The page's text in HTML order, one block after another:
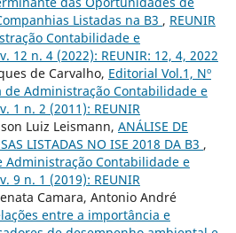
Listadas na B3 , REUNIR
Contabilidade e
12 n. 4 (2022): REUNIR: 12, 4, 2022
de Carvalho, Editorial Vol.1, Nº
de Administração Contabilidade e
1 n. 2 (2011): REUNIR
Luiz Leismann, ANÁLISE DE
LISTADAS NO ISE 2018 DA B3 ,
Administração Contabilidade e
9 n. 1 (2019): REUNIR
Camara, Antonio André
entre a importância e